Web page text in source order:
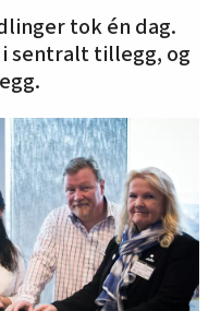
tok én dag.
sentralt tillegg, og